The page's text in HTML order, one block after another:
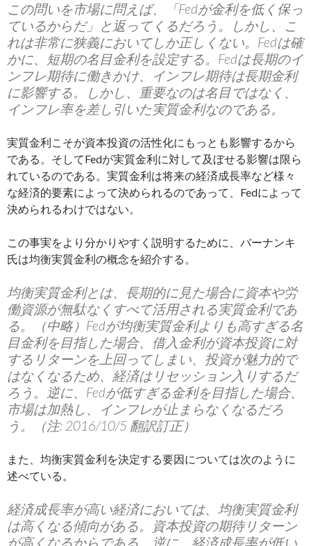
この問いを市場に問えば、「Fedが金利を低く保っ
ているからだ」と返ってくるだろう。しかし、こ
れは非常に狭義においてしか正しくない。Fedは確
かに、短期の名目金利を設定する。Fedは長期のイ
ンフレ期待に働きかけ、インフレ期待は長期金利
に影響する。しかし、重要なのは名目ではなく、
インフレ率を差し引いた実質金利なのである。
実質金利こそが資本投資の活性化にもっとも影響するから
である。そしてFedが実質金利に対して及ぼせる影響は限ら
れているのである。実質金利は将来の経済成長率など様々
な経済的要素によって決められるのであって、Fedによって
決められるわけではない。
この事実をより分かりやすく説明するために、バーナンキ
氏は均衡実質金利の概念を紹介する。
均衡実質金利とは、長期的に見た場合に資本や労
働資源が無駄なくすべて活用される実質金利であ
る。（中略）Fedが均衡実質金利よりも高すぎる名
目金利を目指した場合、借入金利が資本投資に対
するリターンを上回ってしまい、投資が魅力的で
はなくなるため、経済はリセッション入りするだ
ろう。逆に、Fedが低すぎる金利を目指した場合、
市場は加熱し、インフレが止まらなくなるだろ
う。（注: 2016/10/5 翻訳訂正）
また、均衡実質金利を決定する要因については次のように
述べている。
経済成長率が高い経済においては、均衡実質金利
は高くなる傾向がある。資本投資の期待リターン
が高くなるからである。逆に、経済成長率が低い